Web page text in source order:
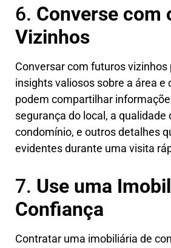
6. Converse com
Vizinhos
Conversar com futuros
insights valiosos sobre a área e
podem compartilhar
segurança do local, a qualidade
condomínio, e outros detalhes
evidentes durante uma visita
7. Use uma
Confiança
Contratar uma imobiliária de